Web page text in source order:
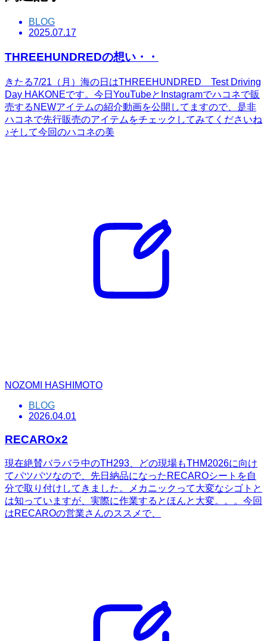
BLOG
2025.07.17
THREEHUNDREDの想い・・
きたる7/21（月）海の日はTHREEHUNDRED Test Driving
Day HAKONEです。今日YouTubeとInstagramでハコネで販
売するNEWアイテムの紹介動画を公開してますので、是非
ハコネで先行販売のアイテムをチェックしてみてくださいね
♪そして今回のハコネの美
NOZOMI HASHIMOTO
BLOG
2026.04.01
RECAROx2
現在絶賛バラバラ中のTH293、どの現場もTHM2026に向け
てパツパツなので、先日納品になったRECAROシートを自
分で取り付けしてきました。メカニックって大変なシゴトと
は知っていますが、実際に作業するとほんと大変。。。今回
はRECAROの営業さんのススメで、